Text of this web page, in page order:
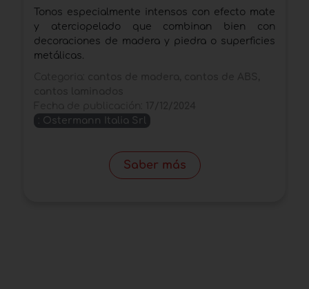
Tonos especialmente intensos con efecto mate
y aterciopelado que combinan bien con
decoraciones de madera y piedra o superficies
metálicas.
: Ostermann Italia Srl
Saber más